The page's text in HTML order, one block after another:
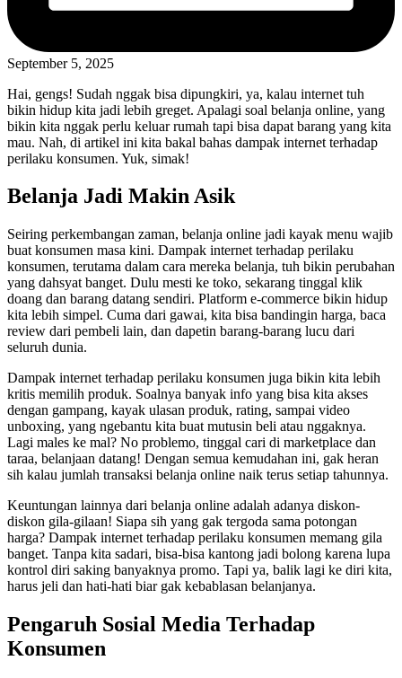
September 5, 2025
Hai, gengs! Sudah nggak bisa dipungkiri, ya, kalau internet tuh
bikin hidup kita jadi lebih greget. Apalagi soal belanja online, yang
bikin kita nggak perlu keluar rumah tapi bisa dapat barang yang kita
mau. Nah, di artikel ini kita bakal bahas dampak internet terhadap
perilaku konsumen. Yuk, simak!
Belanja Jadi Makin Asik
Seiring perkembangan zaman, belanja online jadi kayak menu wajib
buat konsumen masa kini. Dampak internet terhadap perilaku
konsumen, terutama dalam cara mereka belanja, tuh bikin perubahan
yang dahsyat banget. Dulu mesti ke toko, sekarang tinggal klik
doang dan barang datang sendiri. Platform e-commerce bikin hidup
kita lebih simpel. Cuma dari gawai, kita bisa bandingin harga, baca
review dari pembeli lain, dan dapetin barang-barang lucu dari
seluruh dunia.
Dampak internet terhadap perilaku konsumen juga bikin kita lebih
kritis memilih produk. Soalnya banyak info yang bisa kita akses
dengan gampang, kayak ulasan produk, rating, sampai video
unboxing, yang ngebantu kita buat mutusin beli atau nggaknya.
Lagi males ke mal? No problemo, tinggal cari di marketplace dan
taraa, belanjaan datang! Dengan semua kemudahan ini, gak heran
sih kalau jumlah transaksi belanja online naik terus setiap tahunnya.
Keuntungan lainnya dari belanja online adalah adanya diskon-
diskon gila-gilaan! Siapa sih yang gak tergoda sama potongan
harga? Dampak internet terhadap perilaku konsumen memang gila
banget. Tanpa kita sadari, bisa-bisa kantong jadi bolong karena lupa
kontrol diri saking banyaknya promo. Tapi ya, balik lagi ke diri kita,
harus jeli dan hati-hati biar gak kebablasan belanjanya.
Pengaruh Sosial Media Terhadap
Konsumen